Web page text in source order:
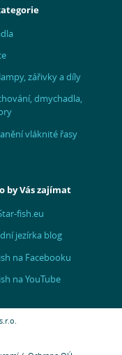
zářivky a díly
dmychadla,
vláknité řasy
by Vás zajímat
fish.eu
jezírka blog
na Facebooku
na YouTube